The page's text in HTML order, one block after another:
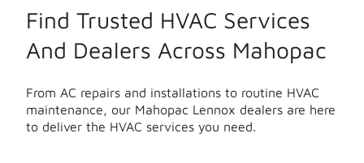
Find Trusted HVAC Services
And Dealers Across Mahopac
From AC repairs and installations to routine HVAC
maintenance, our Mahopac Lennox dealers are here
to deliver the HVAC services you need.